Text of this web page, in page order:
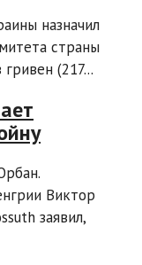
назначил
страны
(217...
Виктор
заявил,